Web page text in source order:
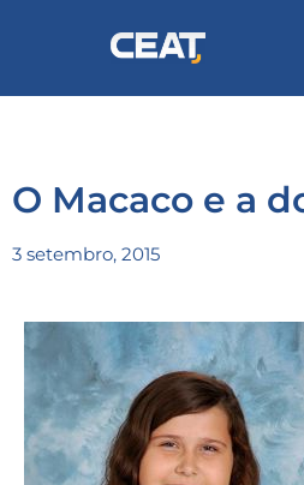
O Macaco e a
3 setembro, 2015